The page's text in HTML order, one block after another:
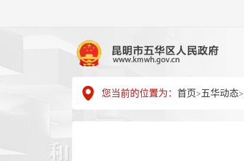
您当前的位置为： 首页> 五华动态>